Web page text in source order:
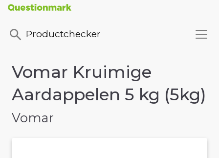
Productchecker
Vomar Kruimige
Aardappelen 5 kg (5kg)
Vomar